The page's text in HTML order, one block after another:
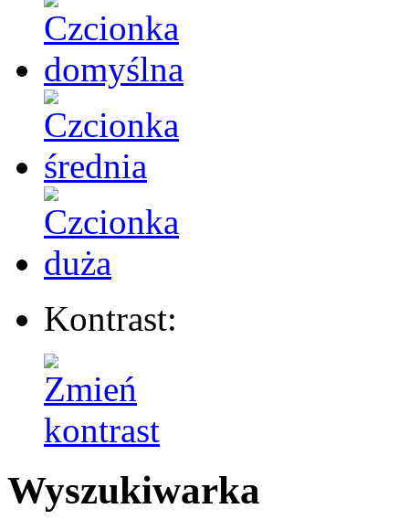
Kontrast:
Wyszukiwarka